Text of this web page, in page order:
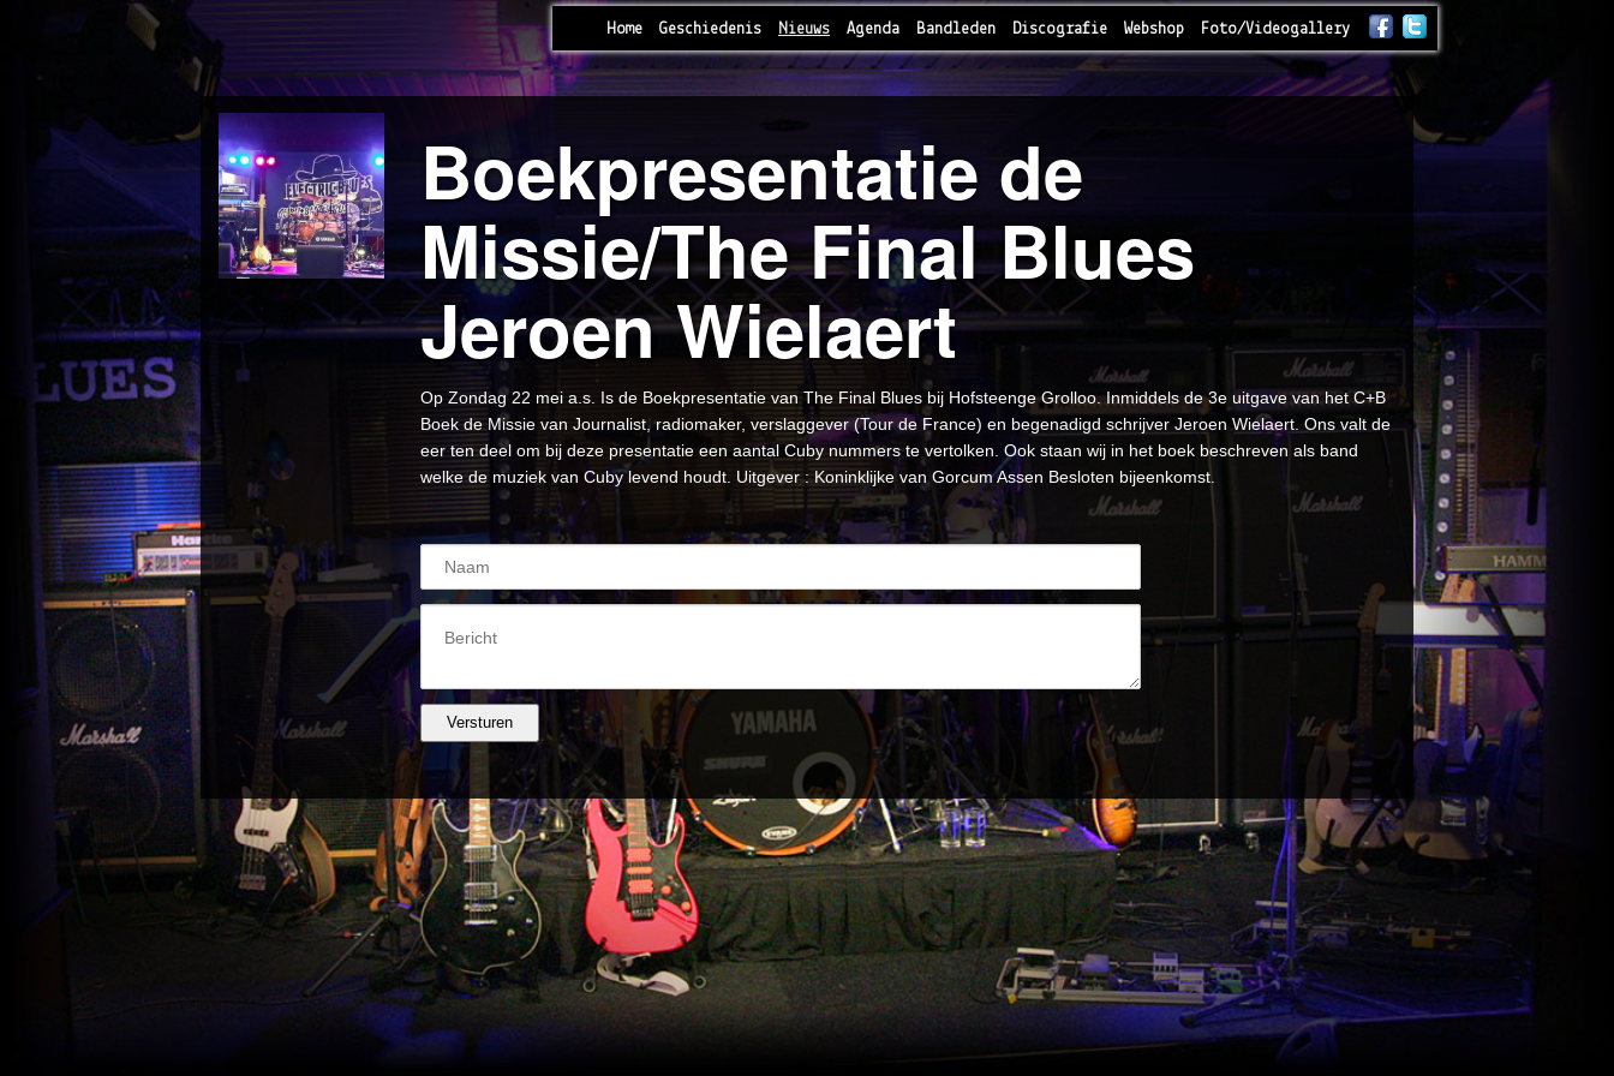
Home Geschiedenis Nieuws Agenda Bandleden Discografie Webshop Foto/Videogallery
Boekpresentatie de
Missie/The Final Blues
Jeroen Wielaert
Op Zondag 22 mei a.s. Is de Boekpresentatie van The Final Blues bij Hofsteenge Grolloo. Inmiddels de 3e uitgave van het C+B
Boek de Missie van Journalist, radiomaker, verslaggever (Tour de France) en begenadigd schrijver Jeroen Wielaert. Ons valt de
eer ten deel om bij deze presentatie een aantal Cuby nummers te vertolken. Ook staan wij in het boek beschreven als band
welke de muziek van Cuby levend houdt. Uitgever : Koninklijke van Gorcum Assen Besloten bijeenkomst.
Versturen